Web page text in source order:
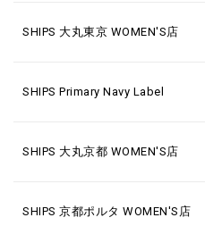
SHIPS 大丸東京 WOMEN'S店
SHIPS Primary Navy Label
SHIPS 大丸京都 WOMEN'S店
SHIPS 京都ポルタ WOMEN'S店